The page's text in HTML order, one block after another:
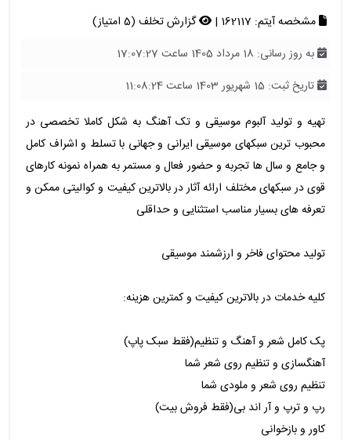
مشخصه آیتم: 162117 |
گزارش تخلف (5 امتیاز)
به روز رسانی: 18 مرداد 1405 ساعت 17:07:27
تاریخ ثبت: 15 شهریور 1403 ساعت 11:08:24
تهیه و تولید آلبوم موسیقی و تک آهنگ به شکل کاملا تخصصی در
محبوب ترین سبکهای موسیقی ایرانی و جهانی با تسلط و اشراف کامل
و جامع و سال ها تجربه و حضور فعال و مستمر به همراه نمونه کارهای
قوی در سبکهای مختلف ارائه آثار در بالاترین کیفیت و کوالیتی ممکن و
تعرفه های بسیار مناسب استثنایی و حداقلی
تولید محتوای فاخر و ارزشمند موسیقی
کلیه خدمات در بالاترین کیفیت و کمترین هزینه:
پک کامل شعر و آهنگ و تنظیم(فقط سبک پاپ)
آهنگسازی و تنظیم روی شعر شما
تنظیم روی شعر و ملودی شما
رپ و ترپ و آر اند بی(فقط فروش بیت)
کاور و بازخوانی